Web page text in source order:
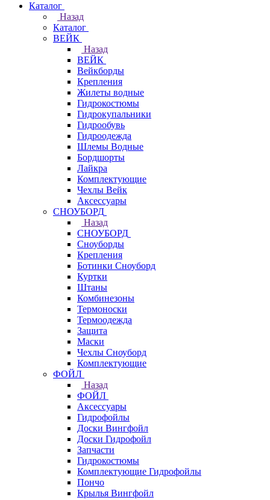
Каталог
Назад
Каталог
ВЕЙК
Назад
ВЕЙК
Вейкборды
Крепления
Жилеты водные
Гидрокостюмы
Гидрокупальники
Гидрообувь
Гидроодежда
Шлемы Водные
Бордшорты
Лайкра
Комплектующие
Чехлы Вейк
Аксессуары
СНОУБОРД
Назад
СНОУБОРД
Сноуборды
Крепления
Ботинки Сноуборд
Куртки
Штаны
Комбинезоны
Термоноски
Термоодежда
Защита
Маски
Чехлы Сноуборд
Комплектующие
ФОЙЛ
Назад
ФОЙЛ
Аксессуары
Гидрофойлы
Доски Вингфойл
Доски Гидрофойл
Запчасти
Гидрокостюмы
Комплектующие Гидрофойлы
Пончо
Крылья Вингфойл